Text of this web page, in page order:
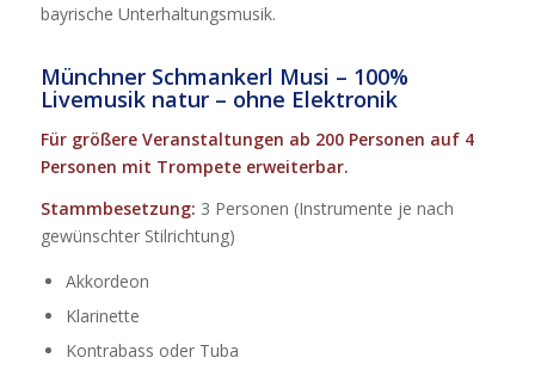
bayrische Unterhaltungsmusik.
Münchner Schmankerl Musi – 100%
Livemusik natur – ohne Elektronik
Für größere Veranstaltungen ab 200 Personen auf 4
Personen mit Trompete erweiterbar.
Stammbesetzung: 3 Personen (Instrumente je nach
gewünschter Stilrichtung)
Akkordeon
Klarinette
Kontrabass oder Tuba